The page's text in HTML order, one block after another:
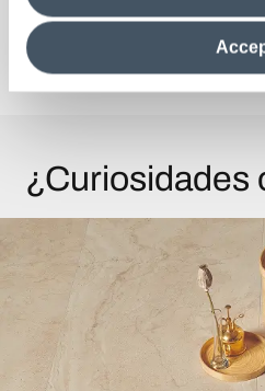
clicking on "Reject", it will be
the site after installing only
information see the
Cookie
Descubra la
¿Curiosidades